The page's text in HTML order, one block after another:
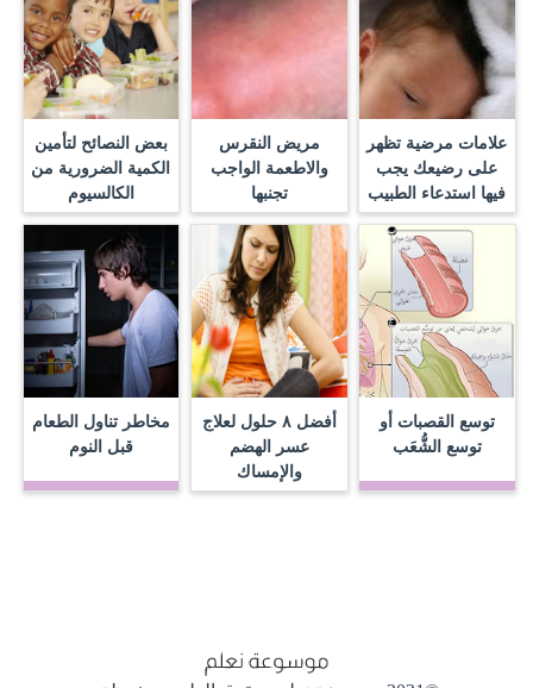
علامات مرضية تظهر
على رضيعك يجب
فيها استدعاء الطبيب
مريض النقرس
والاطعمة الواجب
تجنبها
بعض النصائح لتأمين
الكمية الضرورية من
الكالسيوم
توسع القصبات أو
توسع الشُّعَب
أفضل ٨ حلول لعلاج
عسر الهضم
والإمساك
مخاطر تناول الطعام
قبل النوم